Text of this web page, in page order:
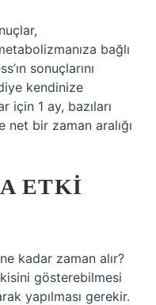
bağlı
sonuçlarını
kendinize
için 1 ay, bazıları
bir zaman aralığı
ETKI
kadar zaman alır?
gösterebilmesi
yapılması gerekir.